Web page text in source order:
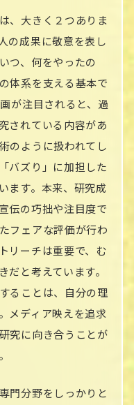
、大きく２つありま
の成果に敬意を表し
つ、何をやったの
体系を支える基本で
が注目されると、過
されている内容があ
のように扱われてし
バズり」に加担した
ます。本来、研究成
伝の巧拙や注目度で
フェアな評価が行わ
リーチは重要で、む
だと考えています。
ることは、自分の理
メディア映えを追求
究に向き合うことが
門分野をしっかりと